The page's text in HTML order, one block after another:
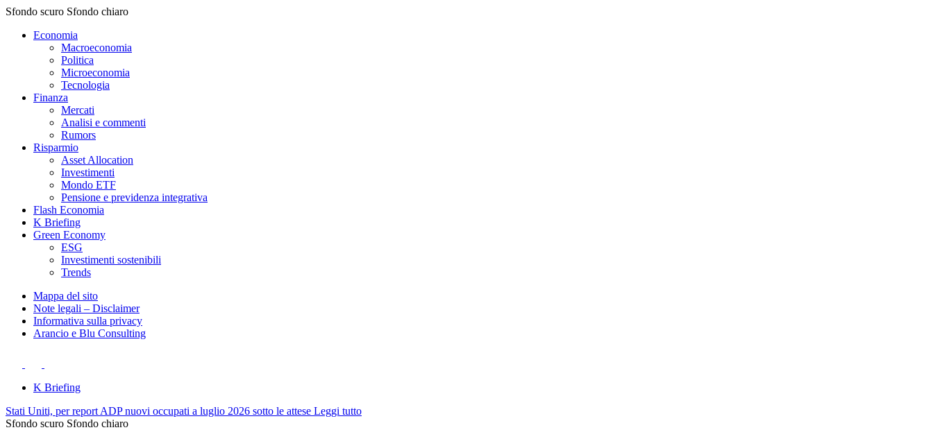
Sfondo scuro Sfondo chiaro
Economia
Macroeconomia
Politica
Microeconomia
Tecnologia
Finanza
Mercati
Analisi e commenti
Rumors
Risparmio
Asset Allocation
Investimenti
Mondo ETF
Pensione e previdenza integrativa
Flash Economia
K Briefing
Green Economy
ESG
Investimenti sostenibili
Trends
Mappa del sito
Note legali – Disclaimer
Informativa sulla privacy
Arancio e Blu Consulting
K Briefing
Stati Uniti, per report ADP nuovi occupati a luglio 2026 sotto le attese Leggi tutto
Sfondo scuro Sfondo chiaro